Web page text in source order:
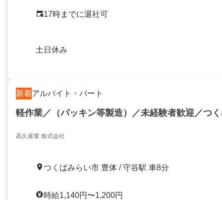
17時までに退社可
土日休み
新着アルバイト・パート
軽作業／（パッキン等製造）／未経験者歓迎／つ
高久産業 株式会社
つくばみらい市 豊体 / 守谷駅 車8分
時給1,140円〜1,200円